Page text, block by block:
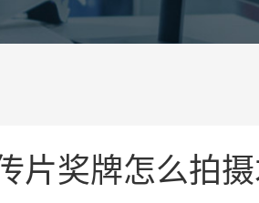
片奖牌怎么拍